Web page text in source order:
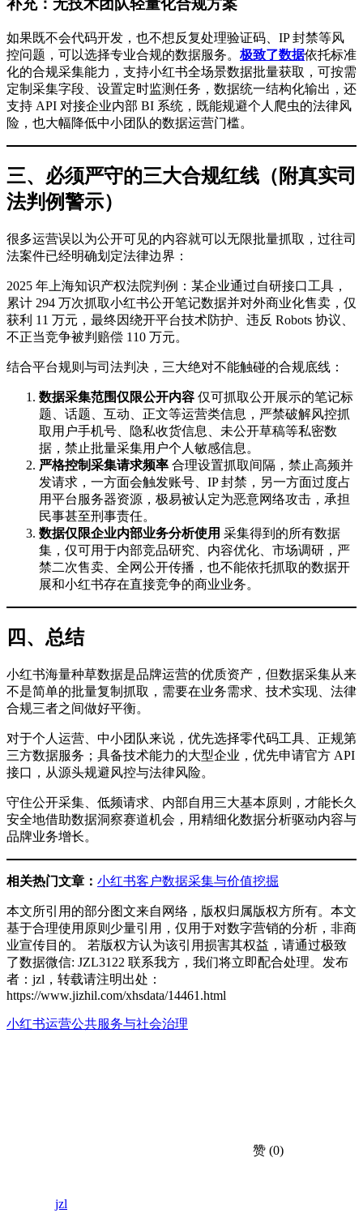
补充：无技术团队轻量化合规方案
如果既不会代码开发，也不想反复处理验证码、IP 封禁等风
控问题，可以选择专业合规的数据服务。 极致了数据依托标准
化的合规采集能力，支持小红书全场景数据批量获取，可按需
定制采集字段、设置定时监测任务，数据统一结构化输出，还
支持 API 对接企业内部 BI 系统，既能规避个人爬虫的法律风
险，也大幅降低中小团队的数据运营门槛。
三、必须严守的三大合规红线（附真实司
法判例警示）
很多运营误以为公开可见的内容就可以无限批量抓取，过往司
法案件已经明确划定法律边界：
2025 年上海知识产权法院判例：某企业通过自研接口工具，
累计 294 万次抓取小红书公开笔记数据并对外商业化售卖，仅
获利 11 万元，最终因绕开平台技术防护、违反 Robots 协议、
不正当竞争被判赔偿 110 万元。
结合平台规则与司法判决，三大绝对不能触碰的合规底线：
数据采集范围仅限公开内容 仅可抓取公开展示的笔记标
题、话题、互动、正文等运营类信息，严禁破解风控抓
取用户手机号、隐私收货信息、未公开草稿等私密数
据，禁止批量采集用户个人敏感信息。
严格控制采集请求频率 合理设置抓取间隔，禁止高频并
发请求，一方面会触发账号、IP 封禁，另一方面过度占
用平台服务器资源，极易被认定为恶意网络攻击，承担
民事甚至刑事责任。
数据仅限企业内部业务分析使用 采集得到的所有数据
集，仅可用于内部竞品研究、内容优化、市场调研，严
禁二次售卖、全网公开传播，也不能依托抓取的数据开
展和小红书存在直接竞争的商业业务。
四、总结
小红书海量种草数据是品牌运营的优质资产，但数据采集从来
不是简单的批量复制抓取，需要在业务需求、技术实现、法律
合规三者之间做好平衡。
对于个人运营、中小团队来说，优先选择零代码工具、正规第
三方数据服务；具备技术能力的大型企业，优先申请官方 API
接口，从源头规避风控与法律风险。
守住公开采集、低频请求、内部自用三大基本原则，才能长久
安全地借助数据洞察赛道机会，用精细化数据分析驱动内容与
品牌业务增长。
相关热门文章： 小红书客户数据采集与价值挖掘
本文所引用的部分图文来自网络，版权归属版权方所有。本文
基于合理使用原则少量引用，仅用于对数字营销的分析，非商
业宣传目的。 若版权方认为该引用损害其权益，请通过极致
了数据微信: JZL3122 联系我方，我们将立即配合处理。发布
者：jzl，转载请注明出处：
https://www.jizhil.com/xhsdata/14461.html
小红书运营公共服务与社会治理
赞 (0)
jzl